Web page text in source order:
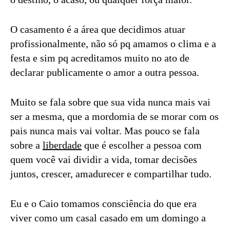
O casamento é a área que decidimos atuar
profissionalmente, não só pq amamos o clima e a
festa e sim pq acreditamos muito no ato de
declarar publicamente o amor a outra pessoa.
Muito se fala sobre que sua vida nunca mais vai
ser a mesma, que a mordomia de se morar com os
pais nunca mais vai voltar. Mas pouco se fala
sobre a liberdade que é escolher a pessoa com
quem você vai dividir a vida, tomar decisões
juntos, crescer, amadurecer e compartilhar tudo.
Eu e o Caio tomamos consciência do que era
viver como um casal casado em um domingo a